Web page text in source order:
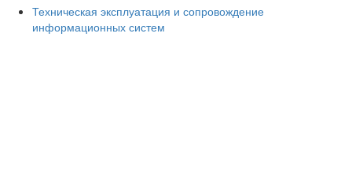
Техническая эксплуатация и сопровождение
информационных систем